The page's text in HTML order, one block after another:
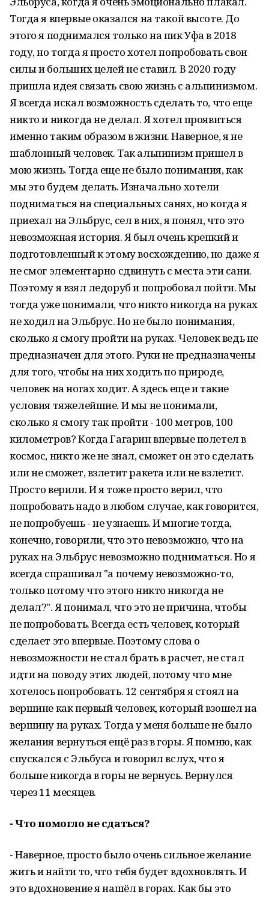
Тогда я впервые оказался на такой высоте. До
этого я поднимался только на пик Уфа в 2018
году, но тогда я просто хотел попробовать свои
силы и больших целей не ставил. В 2020 году
пришла идея связать свою жизнь с альпинизмом.
Я всегда искал возможность сделать то, что еще
никто и никогда не делал. Я хотел проявиться
именно таким образом в жизни. Наверное, я не
шаблонный человек. Так альпинизм пришел в
мою жизнь. Тогда еще не было понимания, как
мы это будем делать. Изначально хотели
подниматься на специальных санях, но когда я
приехал на Эльбрус, сел в них, я понял, что это
невозможная история. Я был очень крепкий и
подготовленный к этому восхождению, но даже я
не смог элементарно сдвинуть с места эти сани.
Поэтому я взял ледоруб и попробовал пойти. Мы
тогда уже понимали, что никто никогда на руках
не ходил на Эльбрус. Но не было понимания,
сколько я смогу пройти на руках. Человек ведь не
предназначен для этого. Руки не предназначены
для того, чтобы на них ходить по природе,
человек на ногах ходит. А здесь еще и такие
условия тяжелейшие. И мы не понимали,
сколько я смогу так пройти - 100 метров, 100
километров? Когда Гагарин впервые полетел в
космос, никто же не знал, сможет он это сделать
или не сможет, взлетит ракета или не взлетит.
Просто верили. И я тоже просто верил, что
попробовать надо в любом случае, как говорится,
не попробуешь - не узнаешь. И многие тогда,
конечно, говорили, что это невозможно, что на
руках на Эльбрус невозможно подниматься. Но я
всегда спрашивал "а почему невозможно-то,
только потому что этого никто никогда не
делал?". Я понимал, что это не причина, чтобы
не попробовать. Всегда есть человек, который
сделает это впервые. Поэтому слова о
невозможности не стал брать в расчет, не стал
идти на поводу этих людей, потому что мне
хотелось попробовать. 12 сентября я стоял на
вершине как первый человек, который взошел на
вершину на руках. Тогда у меня больше не было
желания вернуться ещё раз в горы. Я помню, как
спускался с Эльбуса и говорил вслух, что я
больше никогда в горы не вернусь. Вернулся
через 11 месяцев.
- Что помогло не сдаться?
- Наверное, просто было очень сильное желание
жить и найти то, что тебя будет вдохновлять. И
это вдохновение я нашёл в горах. Как бы это